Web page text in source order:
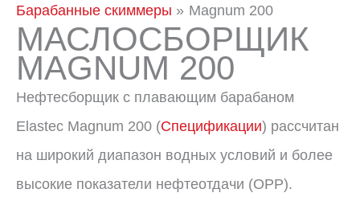
Барабанные скиммеры
Magnum 200
МАСЛОСБОРЩИК
MAGNUM 200
Нефтесборщик с плавающим барабаном
Elastec Magnum 200 (Спецификации) рассчитан
на широкий диапазон водных условий и более
высокие показатели нефтеотдачи (ОРР).